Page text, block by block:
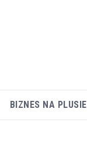
BIZNES NA PLUSIE